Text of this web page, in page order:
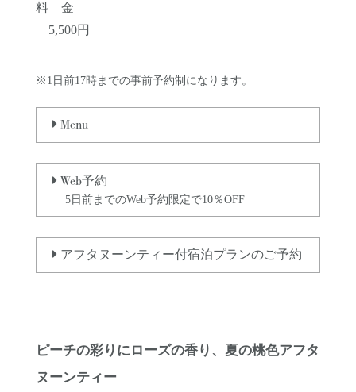
料 金
5,500円
※1日前17時までの事前予約制になります。
Menu
Web予約
5日前までのWeb予約限定で10％OFF
アフタヌーンティー付宿泊プランのご予約
ピーチの彩りにローズの香り、夏の桃色アフタ
ヌーンティー